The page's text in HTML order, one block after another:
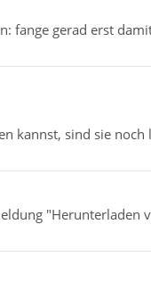
fange gerad erst
kannst, sind sie
"Herunterladen